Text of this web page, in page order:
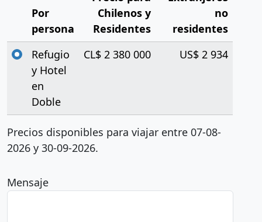
Por
persona
Chilenos y
Residentes
no
residentes
Refugio
y Hotel
en
Doble
CL$ 2 380 000 US$ 2 934
Precios disponibles para viajar entre 07-08-
2026 y 30-09-2026.
Mensaje